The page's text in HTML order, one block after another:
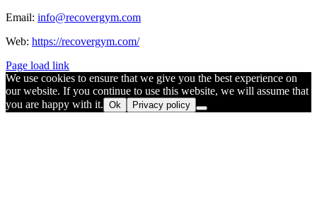
Email: info@recovergym.com
Web: https://recovergym.com/
Page load link
We use cookies to ensure that we give you the best experience on
our website. If you continue to use this website, we will assume that
you are happy with it. Ok Privacy policy